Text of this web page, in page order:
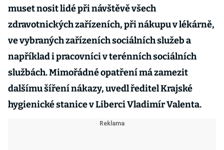
muset nosit lidé při návštěvě všech
zdravotnických zařízeních, při nákupu v lékárně,
ve vybraných zařízeních sociálních služeb a
například i pracovníci v terénních sociálních
službách. Mimořádné opatření má zamezit
dalšímu šíření nákazy, uvedl ředitel Krajské
hygienické stanice v Liberci Vladimír Valenta.